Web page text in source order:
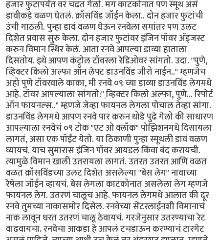
हजार फुटापर्यंत वर चढत गेलो. मग काटकोनात पण स्मूथ असं
डावीकडे वळण घेतलं. क्रॉसविंड जॉईन केला.. दोन हजार फुटांची
उंची गाठली. पुन्हा डावं वळण घेऊन रनवेला समांतर पण उलट
दिशेत प्रवास सुरु केला. दोन हजार फुटांवर इंजिन पॉवर अ‍ॅड्जस्ट
करुन विमान स्थिर केलं. आता रनवे आपल्या डाव्या हाताला
दिसतोय. इथे आपण कंट्रोल टॉवरला रेडिओवर सांगतो. उदा. "पुणे,
व्हिक्टर किलो अल्फा ऑन लेफ्ट डाउनविंड जीरो नाईन.." म्हणजेच
अहो पुणे टॉवरवाले काका, मी रनवे ०९ च्या डाव्या डाउनविंड लेगमधे
आहे. टॉवर आपल्याला सांगतो:" व्हि़क्टर किलो अल्फा, पुणे... रिपोर्ट
ऑन फायनल्स.." म्हणजे जेव्हा फायनल लेगला पोचाल तेव्हा सांगा.
डाउनविंड लेगमधे आपण रनवे पार करुन थोडे पुढे गेलो की साधारण
आपल्याला रनवेचं ०९ टोक "एट ओ क्लॉक" पोझिशनमधे दिसायला
लागतं, असा एक पॉईंट येतो. या ठिकाणी पुन्हा स्मूथली डावं वळण
घ्यायचं. याच सुमारास इंजिन पॉवर आयडल किंवा बंद करायची.
त्यामुळे विमान खाली उतरायला लागतं. उतरत उतरत आणि वळत
वळत क्रॉसविंडच्या उलट दिशेत असलेल्या "बेस लेग" नावाच्या
रेषेला जॉईन व्हायचं. बेस लेगला काटकोनात असलेला लेग म्हणजे
फायनल लेग. उतरणं चालूच आहे. फायनल लेगमधे आलात की दूर
रनवे तुमच्या नाकासमोर दिसेल. रनवेच्या सेंटरलाईनशी विमानाचं
नाक लावून धरत उतरणं चालू ठेवायचं. गरजेनुसार उतरण्याचा रेट
वाढवायचा. रनवेचा आकडा हे आपलं टचडाऊन करण्याचं टारगेट